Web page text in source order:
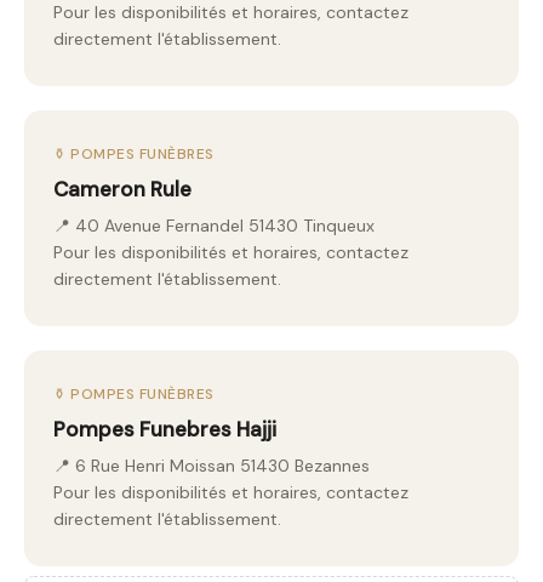
Pour les disponibilités et horaires, contactez
directement l'établissement.
⚱️ POMPES FUNÈBRES
Cameron Rule
📍 40 Avenue Fernandel 51430 Tinqueux
Pour les disponibilités et horaires, contactez
directement l'établissement.
⚱️ POMPES FUNÈBRES
Pompes Funebres Hajji
📍 6 Rue Henri Moissan 51430 Bezannes
Pour les disponibilités et horaires, contactez
directement l'établissement.